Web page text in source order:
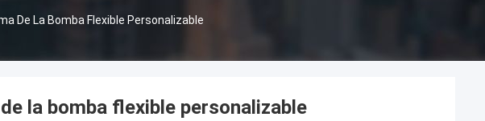
De La Bomba Flexible Personalizable
la bomba flexible personalizable